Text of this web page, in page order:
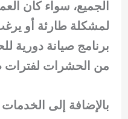
الجميع، سواء كان
لمشكلة طارئة أو
برنامج صيانة دورية
من الحشرات لفترات
بالإضافة إلى